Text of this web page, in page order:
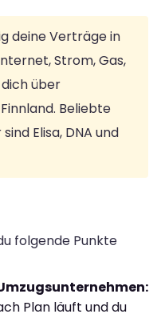
deine Verträge in
Strom, Gas,
über
Beliebte
Elisa, DNA und
folgende Punkte
Plan läuft und du